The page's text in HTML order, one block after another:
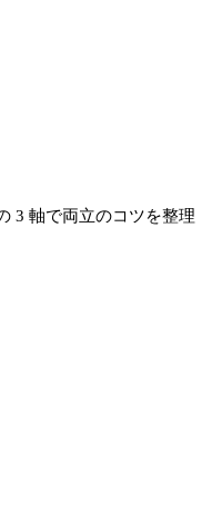
3 軸で両立のコツを整理